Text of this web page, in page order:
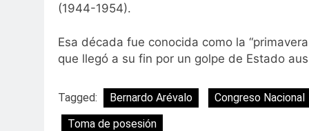
(1944-1954).
Esa década fue conocida como la
que llegó a su fin por un golpe de Estado
Tagged: Bernardo Arévalo
Congreso Nacional
Toma de posesión